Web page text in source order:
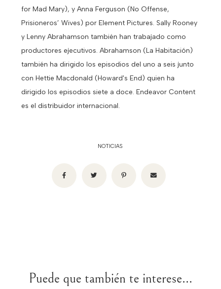
for Mad Mary), y Anna Ferguson (No Offense,
Prisioneros’ Wives) por Element Pictures. Sally Rooney
y Lenny Abrahamson también han trabajado como
productores ejecutivos. Abrahamson (La Habitación)
también ha dirigido los episodios del uno a seis junto
con Hettie Macdonald (Howard's End) quien ha
dirigido los episodios siete a doce. Endeavor Content
es el distribuidor internacional.
NOTICIAS
Puede que también te interese...